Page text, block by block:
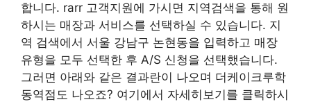
합니다. rarr 고객지원에 가시면 지역검색을 통해 원
하시는 매장과 서비스를 선택하실 수 있습니다. 지
역 검색에서 서울 강남구 논현동을 입력하고 매장
유형을 모두 선택한 후 A/S 신청을 선택했습니다.
그러면 아래와 같은 결과란이 나오며 더케이크루학
동역점도 나오죠? 여기에서 자세히보기를 클릭하시